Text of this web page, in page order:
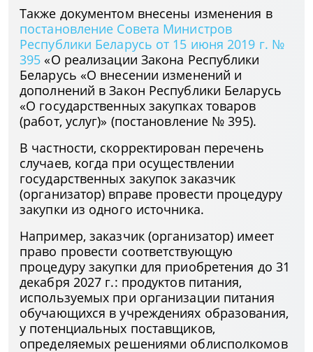
Также документом внесены изменения в
постановление Совета Министров
Республики Беларусь от 15 июня 2019 г. №
395 «О реализации Закона Республики
Беларусь «О внесении изменений и
дополнений в Закон Республики Беларусь
«О государственных закупках товаров
(работ, услуг)» (постановление № 395).
В частности, скорректирован перечень
случаев, когда при осуществлении
государственных закупок заказчик
(организатор) вправе провести процедуру
закупки из одного источника.
Например, заказчик (организатор) имеет
право провести соответствующую
процедуру закупки для приобретения до 31
декабря 2027 г.: продуктов питания,
используемых при организации питания
обучающихся в учреждениях образования,
у потенциальных поставщиков,
определяемых решениями облисполкомов